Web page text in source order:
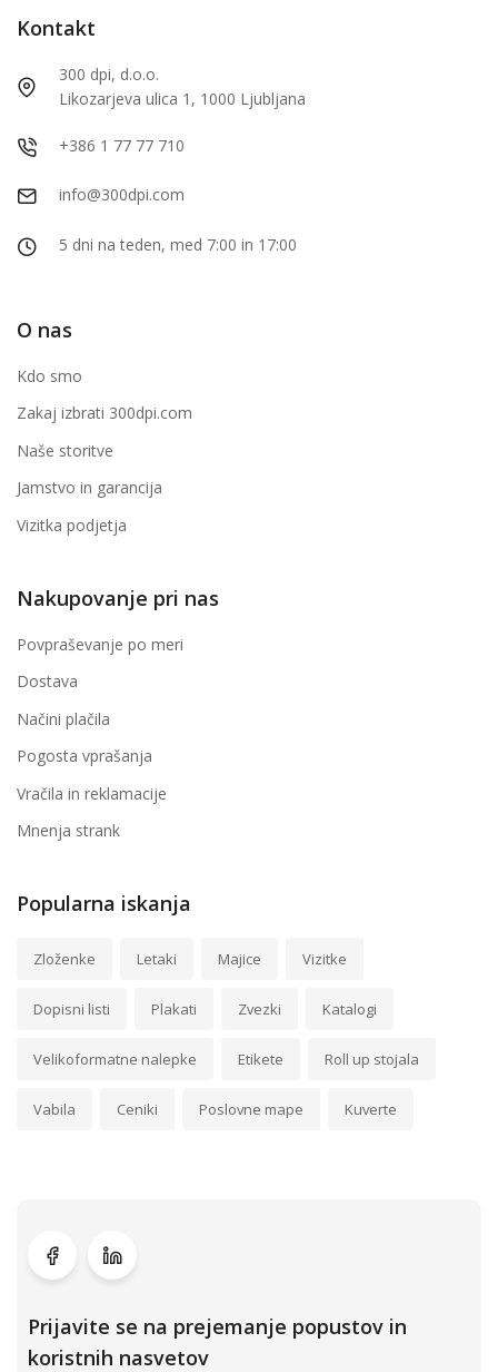
Kontakt
300 dpi, d.o.o.
Likozarjeva ulica 1, 1000 Ljubljana
+386 1 77 77 710
info@300dpi.com
5 dni na teden, med 7:00 in 17:00
O nas
Kdo smo
Zakaj izbrati 300dpi.com
Naše storitve
Jamstvo in garancija
Vizitka podjetja
Nakupovanje pri nas
Povpraševanje po meri
Dostava
Načini plačila
Pogosta vprašanja
Vračila in reklamacije
Mnenja strank
Popularna iskanja
Zloženke Letaki Majice Vizitke
Dopisni listi Plakati Zvezki Katalogi
Velikoformatne nalepke Etikete Roll up stojala
Vabila Ceniki Poslovne mape Kuverte
Prijavite se na prejemanje popustov in
koristnih nasvetov